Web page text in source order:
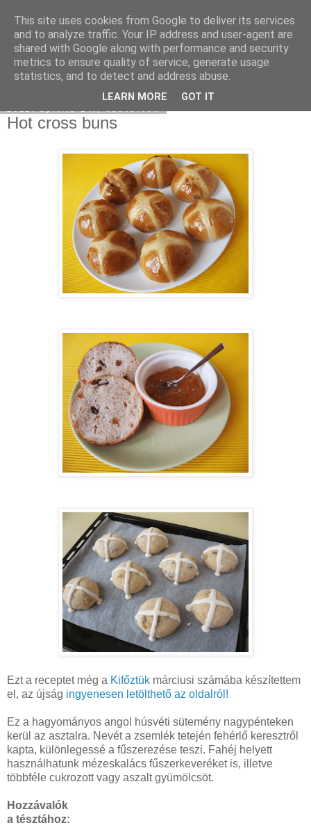
Moha Konyha
Hot cross buns
Ezt a receptet még a Kifőztük márciusi számába készítettem
el, az újság ingyenesen letölthető az oldalról!
Ez a hagyományos angol húsvéti sütemény nagypénteken
kerül az asztalra. Nevét a zsemlék tetején fehérlő keresztről
kapta, különlegessé a fűszerezése teszi. Fahéj helyett
használhatunk mézeskalács fűszerkeveréket is, illetve
többféle cukrozott vagy aszalt gyümölcsöt.
Hozzávalók
a tésztához:
This site uses cookies from Google to deliver its services
and to analyze traffic. Your IP address and user-agent are
shared with Google along with performance and security
metrics to ensure quality of service, generate usage
statistics, and to detect and address abuse.
LEARN MORE GOT IT